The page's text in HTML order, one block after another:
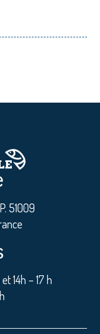
51009
14h – 17 h